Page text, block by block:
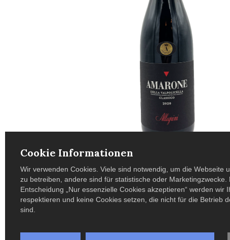
Beschreibung
Schon beim ersten Schwenken offenbart sich die
Kirschen, Feigen und dunkle Beeren treffen auf Noten
Cookie Informationen
Wir verwenden Cookies. Viele sind notwendig, um die Webseite
zu betreiben, andere sind für statistische oder Marketingzwecke.
Entscheidung „Nur essenzielle Cookies akzeptieren“ werden wir
respektieren und keine Cookies setzen, die nicht für die Betrieb
sind.